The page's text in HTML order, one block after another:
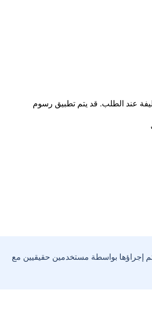
عند الطلب. قد يتم تطبيق رسوم
إجراؤها بواسطة مستخدمين حقيقيين مع